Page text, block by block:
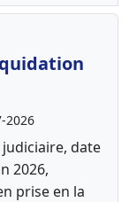
2026
date
2026,
prise en la